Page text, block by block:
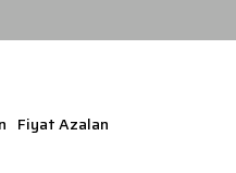
Fiyat Azalan